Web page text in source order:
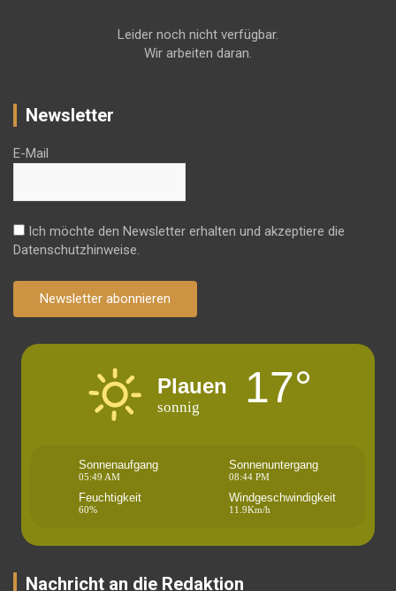
Leider noch nicht verfügbar.
Wir arbeiten daran.
Newsletter
E-Mail
Ich möchte den Newsletter erhalten und akzeptiere die
Datenschutzhinweise.
Newsletter abonnieren
Plauen
sonnig 17°
Sonnenaufgang
05:49 AM
Sonnenuntergang
08:44 PM
Feuchtigkeit
60%
Windgeschwindigkeit
11.9Km/h
Nachricht an die Redaktion